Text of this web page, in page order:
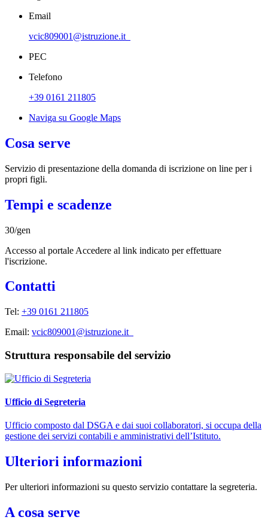
Email
vcic809001@istruzione.it
PEC
Telefono
+39 0161 211805
Naviga su Google Maps
Cosa serve
Servizio di presentazione della domanda di iscrizione on line per i
propri figli.
Tempi e scadenze
30/gen
Accesso al portale Accedere al link indicato per effettuare
l'iscrizione.
Contatti
Tel: +39 0161 211805
Email: vcic809001@istruzione.it
Struttura responsabile del servizio
Ufficio di Segreteria
Ufficio composto dal DSGA e dai suoi collaboratori, si occupa della
gestione dei servizi contabili e amministrativi dell’Istituto.
Ulteriori informazioni
Per ulteriori informazioni su questo servizio contattare la segreteria.
A cosa serve